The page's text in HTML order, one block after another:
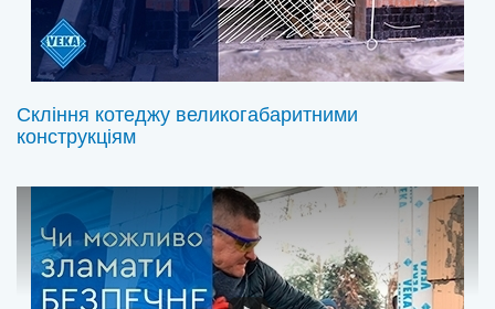
Скління котеджу великогабаритними
конструкціям